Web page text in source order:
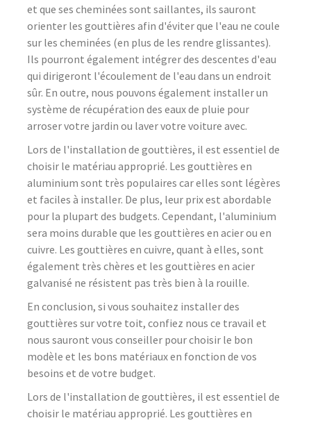
et que ses cheminées sont saillantes, ils sauront
orienter les gouttières afin d'éviter que l'eau ne coule
sur les cheminées (en plus de les rendre glissantes).
Ils pourront également intégrer des descentes d'eau
qui dirigeront l'écoulement de l'eau dans un endroit
sûr. En outre, nous pouvons également installer un
système de récupération des eaux de pluie pour
arroser votre jardin ou laver votre voiture avec.
Lors de l'installation de gouttières, il est essentiel de
choisir le matériau approprié. Les gouttières en
aluminium sont très populaires car elles sont légères
et faciles à installer. De plus, leur prix est abordable
pour la plupart des budgets. Cependant, l'aluminium
sera moins durable que les gouttières en acier ou en
cuivre. Les gouttières en cuivre, quant à elles, sont
également très chères et les gouttières en acier
galvanisé ne résistent pas très bien à la rouille.
En conclusion, si vous souhaitez installer des
gouttières sur votre toit, confiez nous ce travail et
nous sauront vous conseiller pour choisir le bon
modèle et les bons matériaux en fonction de vos
besoins et de votre budget.
Lors de l'installation de gouttières, il est essentiel de
choisir le matériau approprié. Les gouttières en